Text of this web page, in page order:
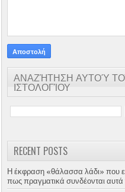
ΑΝΑΖΉΤΗΣΗ ΑΥΤΟΎ
ΙΣΤΟΛΟΓΊΟΥ
RECENT POSTS
Η έκφραση «θάλασσα λάδι» που
πως πραγματικά συνδέονται αυτά